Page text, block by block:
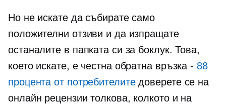
Но не искате да събирате само
положителни отзиви и да изпращате
останалите в папката си за боклук. Това,
което искате, е честна обратна връзка - 88
процента от потребителитедоверете се на
онлайн рецензии толкова, колкото и на